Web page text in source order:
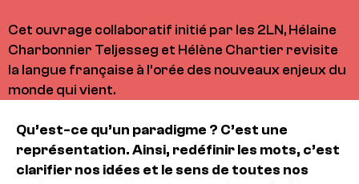
Cet ouvrage collaboratif initié par les 2LN, Hélaine
Charbonnier Teljesseg et Hélène Chartier revisite
la langue française à l'orée des nouveaux enjeux du
monde qui vient.
Qu’est-ce qu’un paradigme ? C’est une
représentation. Ainsi, redéfinir les mots, c’est
clarifier nos idées et le sens de toutes nos